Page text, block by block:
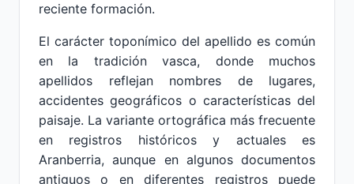
reciente formación.
El carácter toponímico del apellido es común
en la tradición vasca, donde muchos
apellidos reflejan nombres de lugares,
accidentes geográficos o características del
paisaje. La variante ortográfica más frecuente
en registros históricos y actuales es
Aranberria, aunque en algunos documentos
antiguos o en diferentes registros puede